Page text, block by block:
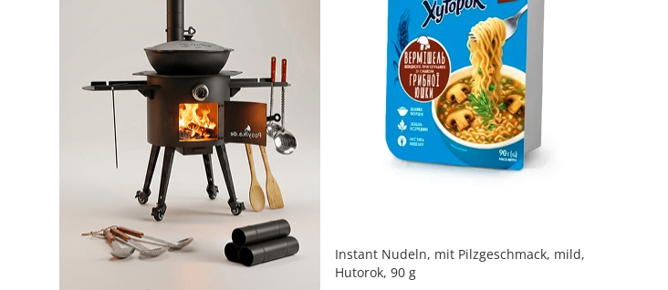
Instant Nudeln, mit Pilzgeschmack, mild,
Hutorok, 90 g